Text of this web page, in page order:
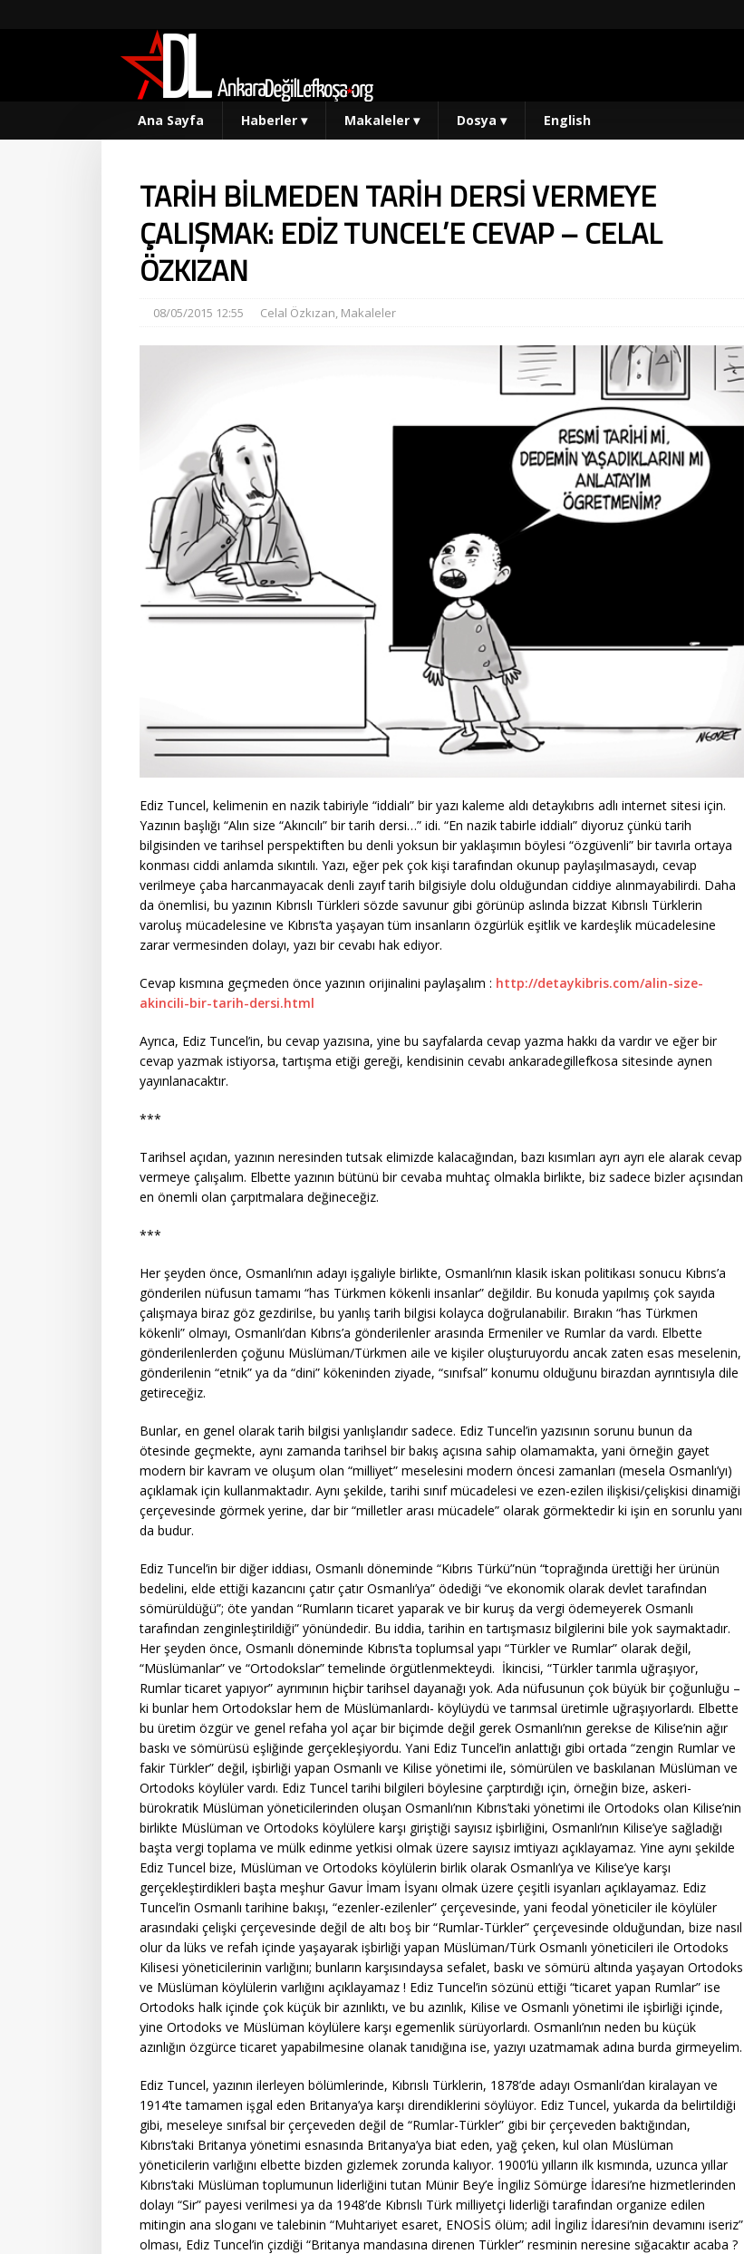
Ana Sayfa Haberler ▾ Makaleler ▾ Dosya ▾ English
TARİH BİLMEDEN TARİH DERSİ VERMEYE
ÇALIŞMAK: EDİZ TUNCEL’E CEVAP – CELAL
ÖZKIZAN
08/05/2015 12:55 Celal Özkızan, Makaleler
Ediz Tuncel, kelimenin en nazik tabiriyle “iddialı” bir yazı kaleme aldı detaykıbrıs adlı internet sitesi için.
Yazının başlığı “Alın size “Akıncılı” bir tarih dersi…” idi. “En nazik tabirle iddialı” diyoruz çünkü tarih
bilgisinden ve tarihsel perspektiften bu denli yoksun bir yaklaşımın böylesi “özgüvenli” bir tavırla ortaya
konması ciddi anlamda sıkıntılı. Yazı, eğer pek çok kişi tarafından okunup paylaşılmasaydı, cevap
verilmeye çaba harcanmayacak denli zayıf tarih bilgisiyle dolu olduğundan ciddiye alınmayabilirdi. Daha
da önemlisi, bu yazının Kıbrıslı Türkleri sözde savunur gibi görünüp aslında bizzat Kıbrıslı Türklerin
varoluş mücadelesine ve Kıbrıs’ta yaşayan tüm insanların özgürlük eşitlik ve kardeşlik mücadelesine
zarar vermesinden dolayı, yazı bir cevabı hak ediyor.
Cevap kısmına geçmeden önce yazının orijinalini paylaşalım : http://detaykibris.com/alin-size-
akincili-bir-tarih-dersi.html
Ayrıca, Ediz Tuncel’in, bu cevap yazısına, yine bu sayfalarda cevap yazma hakkı da vardır ve eğer bir
cevap yazmak istiyorsa, tartışma etiği gereği, kendisinin cevabı ankaradegillefkosa sitesinde aynen
yayınlanacaktır.
***
Tarihsel açıdan, yazının neresinden tutsak elimizde kalacağından, bazı kısımları ayrı ayrı ele alarak cevap
vermeye çalışalım. Elbette yazının bütünü bir cevaba muhtaç olmakla birlikte, biz sadece bizler açısından
en önemli olan çarpıtmalara değineceğiz.
***
Her şeyden önce, Osmanlı’nın adayı işgaliyle birlikte, Osmanlı’nın klasik iskan politikası sonucu Kıbrıs’a
gönderilen nüfusun tamamı “has Türkmen kökenli insanlar” değildir. Bu konuda yapılmış çok sayıda
çalışmaya biraz göz gezdirilse, bu yanlış tarih bilgisi kolayca doğrulanabilir. Bırakın “has Türkmen
kökenli” olmayı, Osmanlı’dan Kıbrıs’a gönderilenler arasında Ermeniler ve Rumlar da vardı. Elbette
gönderilenlerden çoğunu Müslüman/Türkmen aile ve kişiler oluşturuyordu ancak zaten esas meselenin,
gönderilenin “etnik” ya da “dini” kökeninden ziyade, “sınıfsal” konumu olduğunu birazdan ayrıntısıyla dile
getireceğiz.
Bunlar, en genel olarak tarih bilgisi yanlışlarıdır sadece. Ediz Tuncel’in yazısının sorunu bunun da
ötesinde geçmekte, aynı zamanda tarihsel bir bakış açısına sahip olamamakta, yani örneğin gayet
modern bir kavram ve oluşum olan “milliyet” meselesini modern öncesi zamanları (mesela Osmanlı’yı)
açıklamak için kullanmaktadır. Aynı şekilde, tarihi sınıf mücadelesi ve ezen-ezilen ilişkisi/çelişkisi dinamiği
çerçevesinde görmek yerine, dar bir “milletler arası mücadele” olarak görmektedir ki işin en sorunlu yanı
da budur.
Ediz Tuncel’in bir diğer iddiası, Osmanlı döneminde “Kıbrıs Türkü”nün “toprağında ürettiği her ürünün
bedelini, elde ettiği kazancını çatır çatır Osmanlı’ya” ödediği “ve ekonomik olarak devlet tarafından
sömürüldüğü”; öte yandan “Rumların ticaret yaparak ve bir kuruş da vergi ödemeyerek Osmanlı
tarafından zenginleştirildiği” yönündedir. Bu iddia, tarihin en tartışmasız bilgilerini bile yok saymaktadır.
Her şeyden önce, Osmanlı döneminde Kıbrıs’ta toplumsal yapı “Türkler ve Rumlar” olarak değil,
“Müslümanlar” ve “Ortodokslar” temelinde örgütlenmekteydi. İkincisi, “Türkler tarımla uğraşıyor,
Rumlar ticaret yapıyor” ayrımının hiçbir tarihsel dayanağı yok. Ada nüfusunun çok büyük bir çoğunluğu –
ki bunlar hem Ortodokslar hem de Müslümanlardı- köylüydü ve tarımsal üretimle uğraşıyorlardı. Elbette
bu üretim özgür ve genel refaha yol açar bir biçimde değil gerek Osmanlı’nın gerekse de Kilise’nin ağır
baskı ve sömürüsü eşliğinde gerçekleşiyordu. Yani Ediz Tuncel’in anlattığı gibi ortada “zengin Rumlar ve
fakir Türkler” değil, işbirliği yapan Osmanlı ve Kilise yönetimi ile, sömürülen ve baskılanan Müslüman ve
Ortodoks köylüler vardı. Ediz Tuncel tarihi bilgileri böylesine çarptırdığı için, örneğin bize, askeri-
bürokratik Müslüman yöneticilerinden oluşan Osmanlı’nın Kıbrıs’taki yönetimi ile Ortodoks olan Kilise’nin
birlikte Müslüman ve Ortodoks köylülere karşı giriştiği sayısız işbirliğini, Osmanlı’nın Kilise’ye sağladığı
başta vergi toplama ve mülk edinme yetkisi olmak üzere sayısız imtiyazı açıklayamaz. Yine aynı şekilde
Ediz Tuncel bize, Müslüman ve Ortodoks köylülerin birlik olarak Osmanlı’ya ve Kilise’ye karşı
gerçekleştirdikleri başta meşhur Gavur İmam İsyanı olmak üzere çeşitli isyanları açıklayamaz. Ediz
Tuncel’in Osmanlı tarihine bakışı, “ezenler-ezilenler” çerçevesinde, yani feodal yöneticiler ile köylüler
arasındaki çelişki çerçevesinde değil de altı boş bir “Rumlar-Türkler” çerçevesinde olduğundan, bize nasıl
olur da lüks ve refah içinde yaşayarak işbirliği yapan Müslüman/Türk Osmanlı yöneticileri ile Ortodoks
Kilisesi yöneticilerinin varlığını; bunların karşısındaysa sefalet, baskı ve sömürü altında yaşayan Ortodoks
ve Müslüman köylülerin varlığını açıklayamaz ! Ediz Tuncel’in sözünü ettiği “ticaret yapan Rumlar” ise
Ortodoks halk içinde çok küçük bir azınlıktı, ve bu azınlık, Kilise ve Osmanlı yönetimi ile işbirliği içinde,
yine Ortodoks ve Müslüman köylülere karşı egemenlik sürüyorlardı. Osmanlı’nın neden bu küçük
azınlığın özgürce ticaret yapabilmesine olanak tanıdığına ise, yazıyı uzatmamak adına burda girmeyelim.
Ediz Tuncel, yazının ilerleyen bölümlerinde, Kıbrıslı Türklerin, 1878’de adayı Osmanlı’dan kiralayan ve
1914’te tamamen işgal eden Britanya’ya karşı direndiklerini söylüyor. Ediz Tuncel, yukarda da belirtildiği
gibi, meseleye sınıfsal bir çerçeveden değil de “Rumlar-Türkler” gibi bir çerçeveden baktığından,
Kıbrıs’taki Britanya yönetimi esnasında Britanya’ya biat eden, yağ çeken, kul olan Müslüman
yöneticilerin varlığını elbette bizden gizlemek zorunda kalıyor. 1900’lü yılların ilk kısmında, uzunca yıllar
Kıbrıs’taki Müslüman toplumunun liderliğini tutan Münir Bey’e İngiliz Sömürge İdaresi’ne hizmetlerinden
dolayı “Sir” payesi verilmesi ya da 1948’de Kıbrıslı Türk milliyetçi liderliği tarafından organize edilen
mitingin ana sloganı ve talebinin “Muhtariyet esaret, ENOSİS ölüm; adil İngiliz İdaresi’nin devamını iseriz”
olması, Ediz Tuncel’in çizdiği “Britanya mandasına direnen Türkler” resminin neresine sığacaktır acaba ?